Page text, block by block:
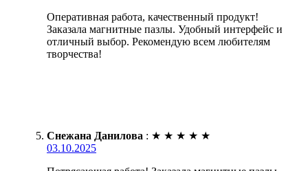
Оперативная работа, качественный продукт!
Заказала магнитные пазлы. Удобный интерфейс и
отличный выбор. Рекомендую всем любителям
творчества!
Снежана Данилова : ★ ★ ★ ★ ★
03.10.2025